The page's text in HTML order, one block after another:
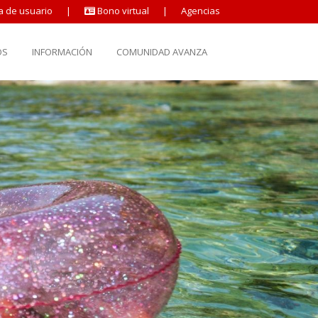
de usuario | Bono virtual | Agencias
INFORMACIÓN COMUNIDAD AVANZA